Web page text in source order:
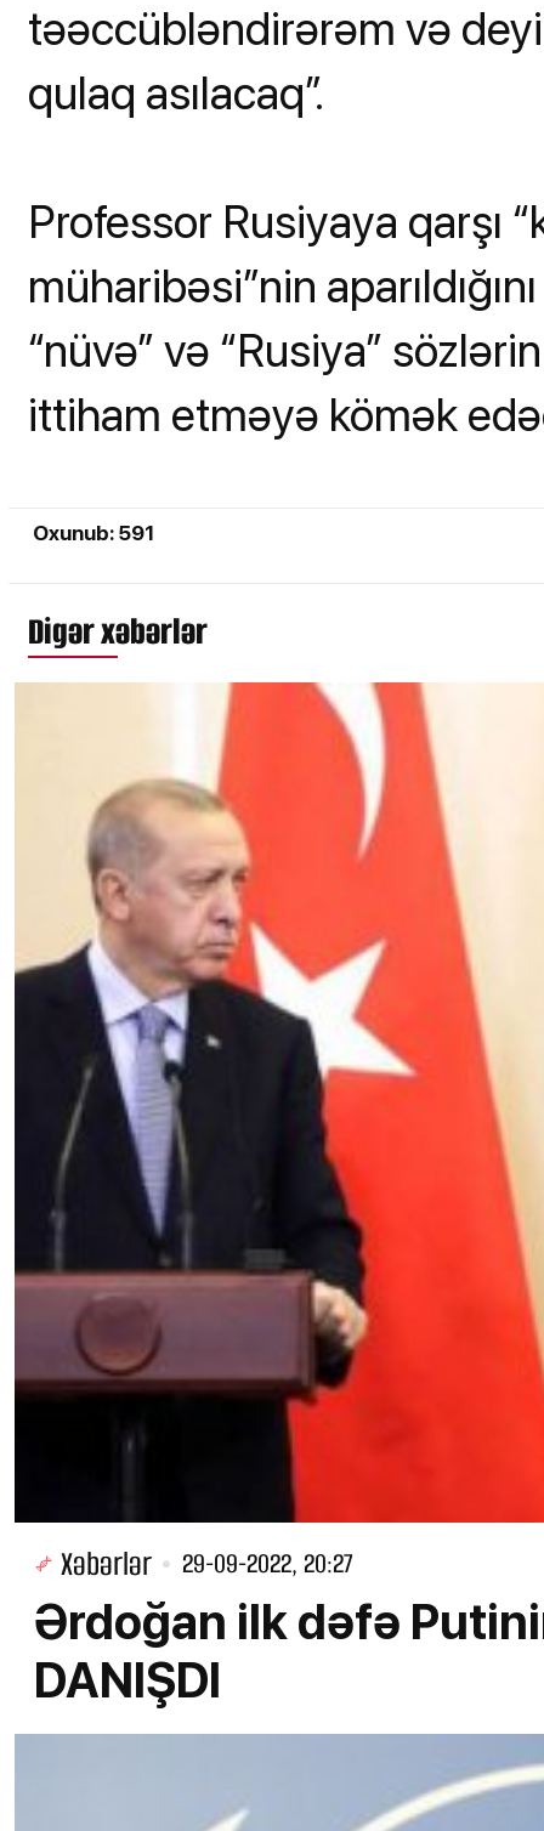
təəccübləndirərəm və
qulaq asılacaq”.
Professor Rusiyaya qarşı
müharibəsi”nin
“nüvə” və “Rusiya”
ittiham etməyə kömək
Oxunub: 591
Digər xəbərlər
Xəbərlər 29-09-2022, 20:27
Ərdoğan ilk dəfə
DANIŞDI